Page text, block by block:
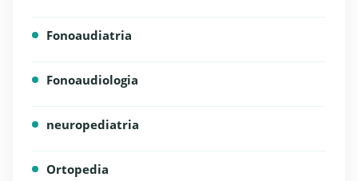
Fonoaudiatria
Fonoaudiologia
neuropediatria
Ortopedia